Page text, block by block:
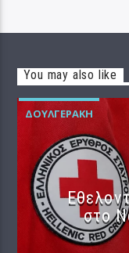
You may also like
ΔΟΥΛΓΕΡΆΚΗ
στο